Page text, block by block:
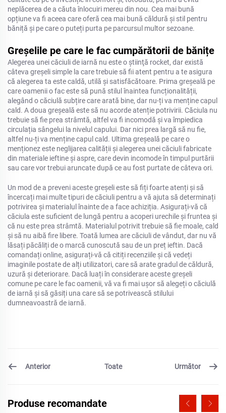
neplăcerea de a căuta înlocuiri mereu din nou. Cea mai bună
opțiune va fi aceea care oferă cea mai bună căldură și stil pentru
băniță și pe care o puteți purta pe parcursul multor sezoane.
Greșelile pe care le fac cumpărătorii de bănițe
Alegerea unei căciuli de iarnă nu este o ştiinţă rocket, dar există
câteva greşeli simple la care trebuie să fii atent pentru a te asigura
că alegerea ta este caldă, utilă și satisfăcătoare. Prima greșeală pe
care oamenii o fac este să pună stilul înaintea funcționalității,
alegând o căciulă subțire care arată bine, dar nu-ți va menține capul
cald. A doua greșeală este să nu acorde atenție potrivirii. Căciula nu
trebuie să fie prea strâmtă, altfel va fi incomodă și va împiedica
circulația sângelui la nivelul capului. Dar nici prea largă să nu fie,
altfel nu-ți va menține capul cald. Ultima greșeală pe care o
menționez este neglijarea calității și alegerea unei căciuli fabricate
din materiale ieftine și aspre, care devin incomode în timpul purtării
sau care vor trebui aruncate după ce au fost purtate de câteva ori.
Un mod de a preveni aceste greșeli este să fiți foarte atenți și să
încercați mai multe tipuri de căciuli pentru a vă ajuta să determinați
potrivirea și materialul înainte de a face achiziția. Asigurați-vă că
căciula este suficient de lungă pentru a acoperi urechile și fruntea și
că nu este prea strâmtă. Materialul potrivit trebuie să fie moale, cald
și să nu aibă fire libere. Toată lumea are căciuli de vândut, dar nu vă
lăsați păcăliți de o marcă cunoscută sau de un preț ieftin. Dacă
comandați online, asigurați-vă că citiți recenziile și că vedeți
imaginile postate de alți utilizatori, care să arate gradul de căldură,
uzură și deteriorare. Dacă luați în considerare aceste greșeli
comune pe care le fac oamenii, vă va fi mai ușor să alegeți o căciulă
de iarnă și să găsiți una care să se potrivească stilului
dumneavoastră de iarnă.
Anterior Toate Următor
Produse recomandate